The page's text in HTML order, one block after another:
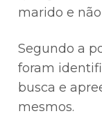
marido e
Segundo a
foram
busca e
mesmos.